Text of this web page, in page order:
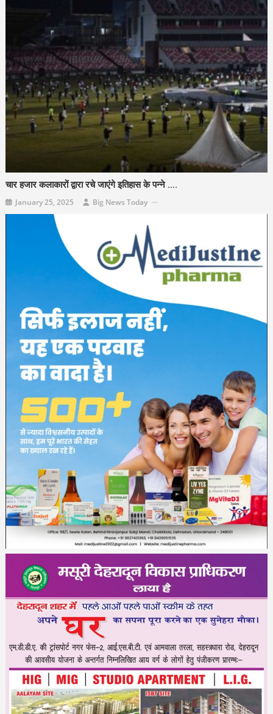
चार हजार कलाकारों द्वारा रचे जाएंगे इतिहास के पन्ने ….
January 25, 2025 Big News Today